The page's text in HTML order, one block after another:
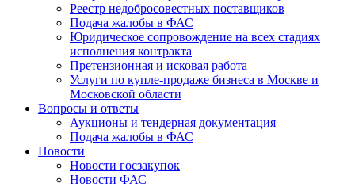
Реестр недобросовестных поставщиков
Подача жалобы в ФАС
Юридическое сопровождение на всех стадиях
исполнения контракта
Претензионная и исковая работа
Услуги по купле-продаже бизнеса в Москве и
Московской области
Вопросы и ответы
Аукционы и тендерная документация
Подача жалобы в ФАС
Новости
Новости госзакупок
Новости ФАС